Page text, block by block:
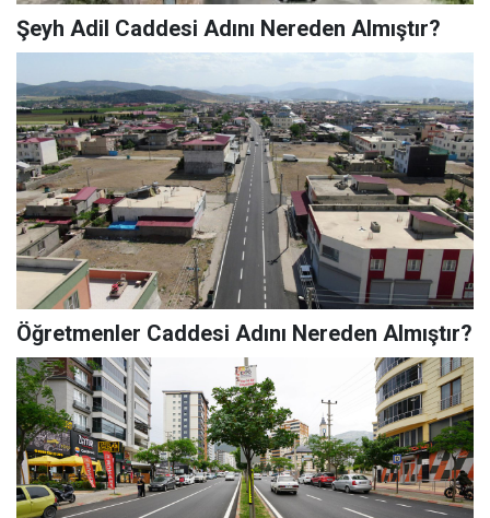
Şeyh Adil Caddesi Adını Nereden Almıştır?
Öğretmenler Caddesi Adını Nereden Almıştır?